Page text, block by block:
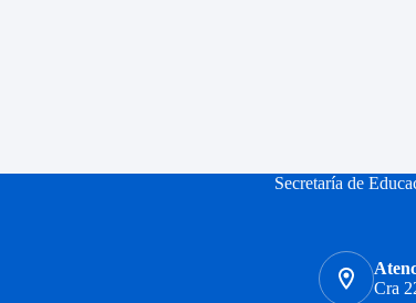
Secretaría de
Cra